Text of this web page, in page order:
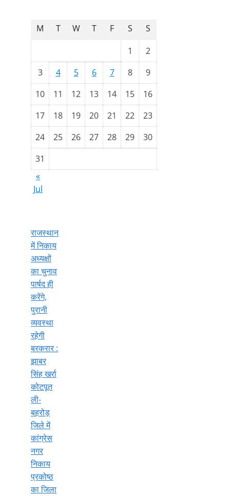
M T W T F S
S
1
2
3
4 5 6 7 8
9
10
11 12 13 14 15
16
17
18 19 20 21 22
23
24
25 26 27 28 29
30
31
«
Jul
राजस्थान
में निकाय
अध्यक्षों
का चुनाव
पार्षद ही
करेंगे,
पुरानी
व्यवस्था
रहेगी
बरकरार :
झाबर
सिंह खर्रा
कोटपूत
ली-
बहरोड़
जिले में
कांग्रेस
नगर
निकाय
प्रकोष्ठ
का जिला